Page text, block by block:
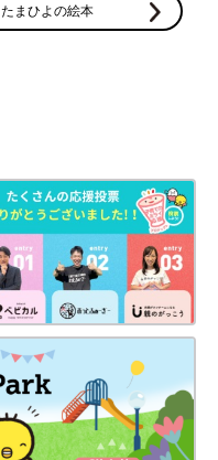
たまひよの絵本